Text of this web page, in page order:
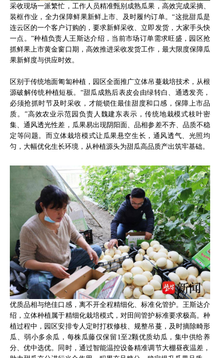
采收现场一派繁忙，工作人员精准甄别成熟瓜果，高效完成采摘、
装框作业，全力保障鲜果新鲜上市、及时履约订单。“这批甜瓜是
连云区的一个客户订购的，要求新鲜采收、立即发货，大家手头快
一点。”种植负责人王斯达介绍，当前市场订单需求旺盛，园区抢
抓鲜果上市黄金窗口期，高效推进采收发货工作，最大限度保障瓜
果新鲜度与供应时效。
区别于传统地面匍匐种植，园区全面推广立体吊蔓栽培技术，从根
源破解传统种植短板。“甜瓜成熟后表皮会由绿转白、通透发亮，
必须抢抓时节及时采收，才能锁住最佳甜度和口感，保障上市品
质。”高效农业示范园负责人魏建东表示，传统地栽模式枝叶密
集、通风透光性差，瓜果易出现阴阳面、品相参差不齐、品质不稳
定等问题。而立体栽培模式让瓜果悬空生长，通风透气、光照均
匀，大幅优化生长环境，从种植源头为甜瓜高品质产出筑牢基础。
优质品相与绝佳口感，离不开全程精细化、标准化管护。王斯达介
绍，立体种植属于精细化栽培模式，对田间管护标准要求极高。种
植过程中，园区安排专人定时打杈修枝、规整吊蔓，及时摘除畸形
瓜、弱小多余瓜，每株瓜藤仅保留1至2颗优质幼瓜，集中供给养
分、优中选优。同时，通过智能温控设备精准调节大棚昼夜温差，